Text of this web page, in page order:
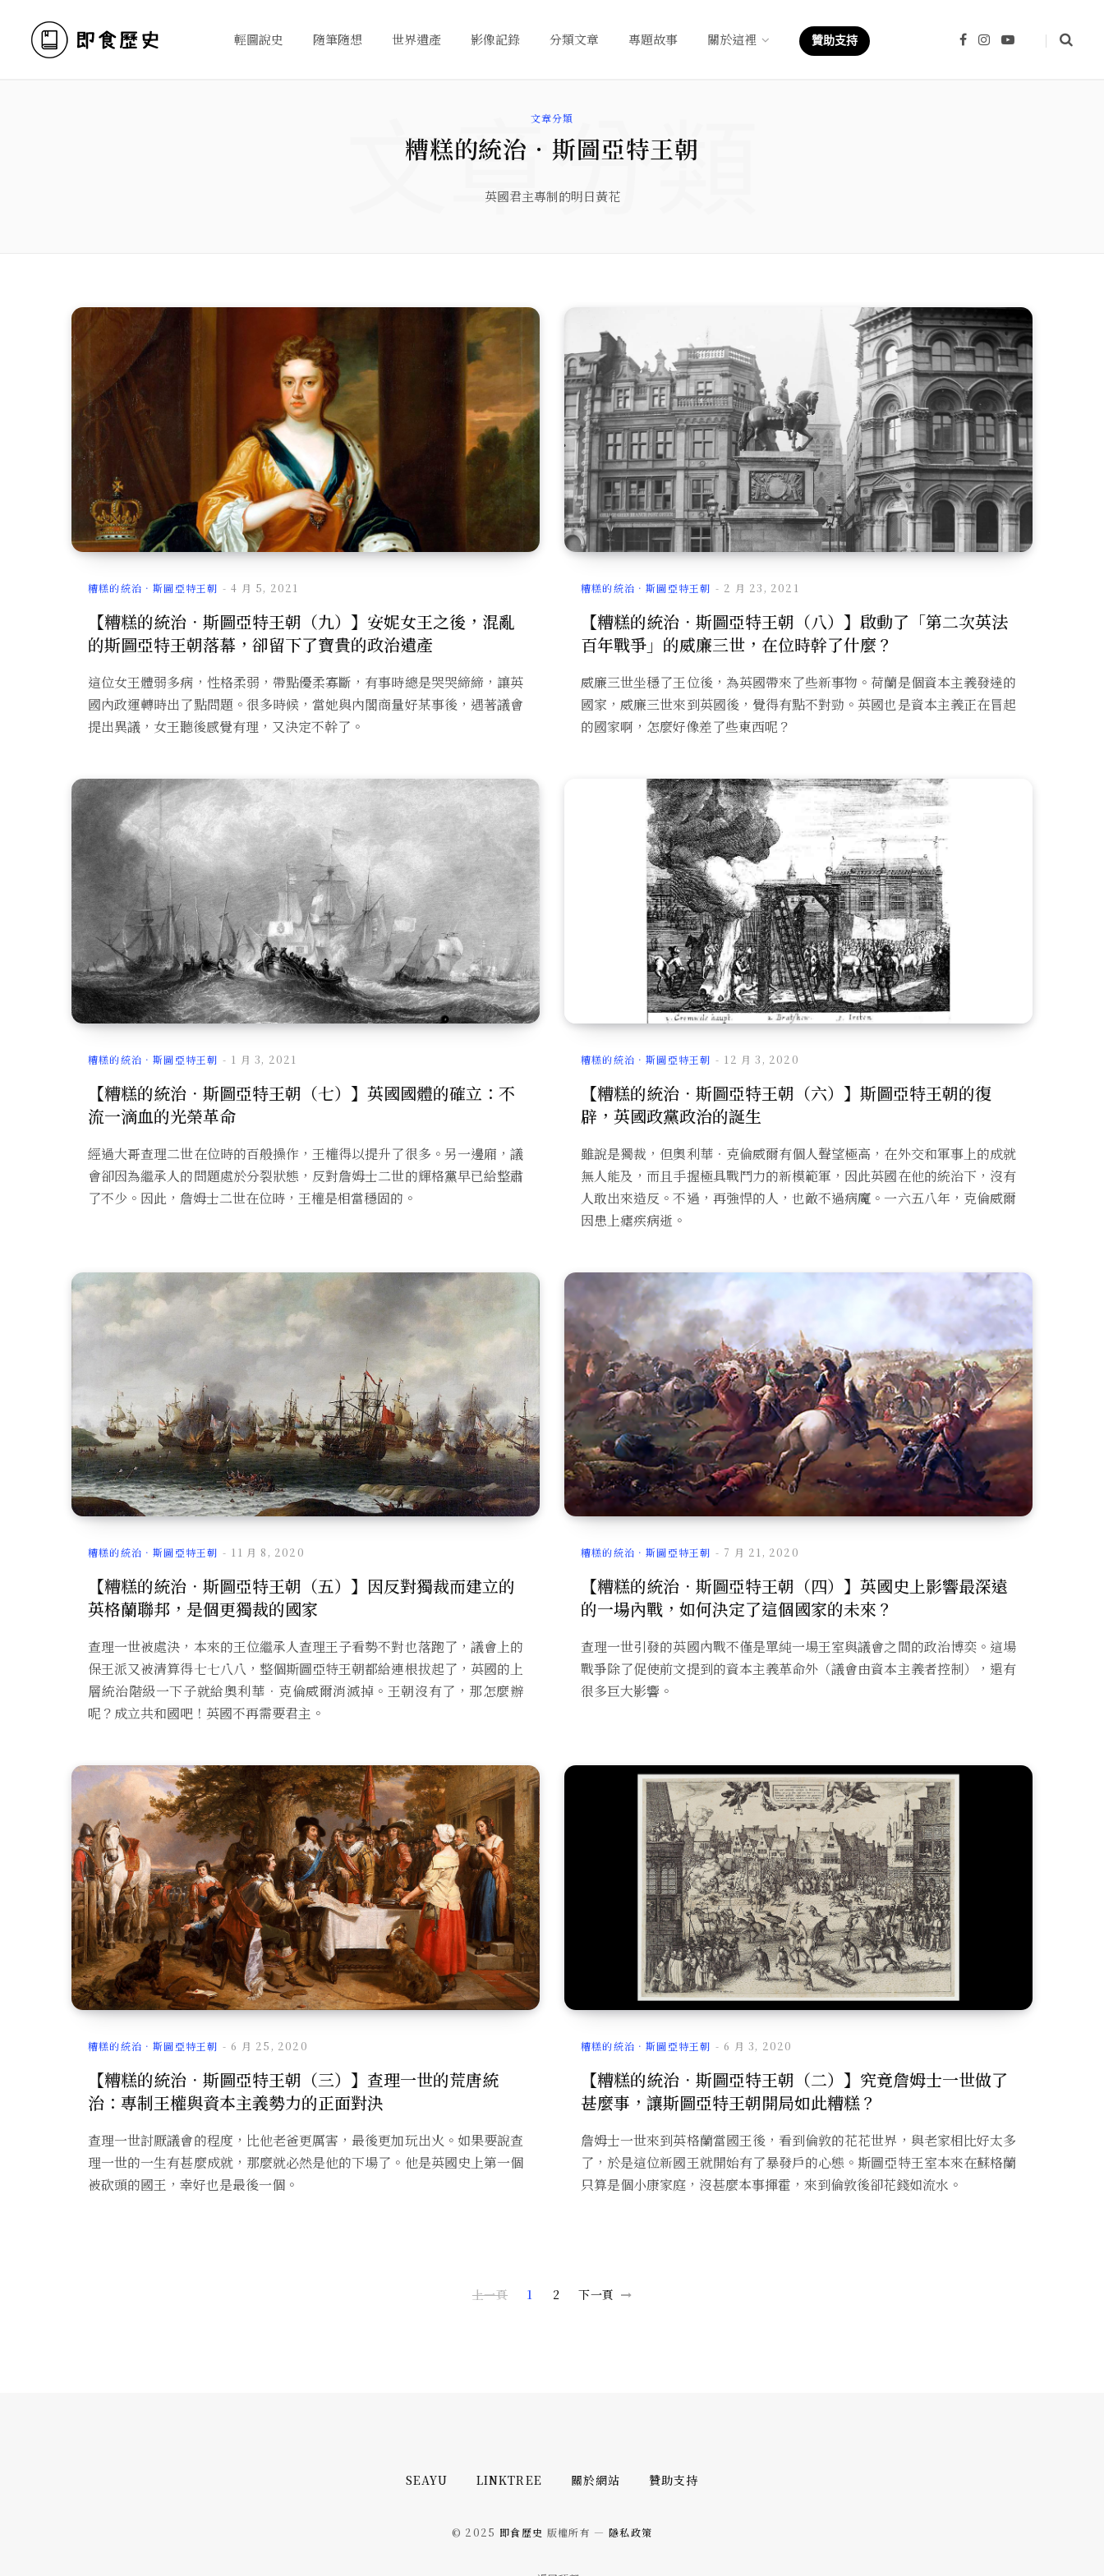
輕圖說史 隨筆隨想 世界遺產 影像記錄 分類文章 專題故事 關於這裡 贊助支持
F
I
Y
文章分類
糟糕的統治．斯圖亞特王朝
文章分類
英國君主專制的明日黃花
糟糕的統治．斯圖亞特王朝 4 月 5, 2021
【糟糕的統治．斯圖亞特王朝（九）】安妮女王之後，混亂
的斯圖亞特王朝落幕，卻留下了寶貴的政治遺產
這位女王體弱多病，性格柔弱，帶點優柔寡斷，有事時總是哭哭締締，讓英
國內政運轉時出了點問題。很多時候，當她與內閣商量好某事後，遇著議會
提出異議，女王聽後感覺有理，又決定不幹了。
糟糕的統治．斯圖亞特王朝 2 月 23, 2021
【糟糕的統治．斯圖亞特王朝（八）】啟動了「第二次英法
百年戰爭」的威廉三世，在位時幹了什麼？
威廉三世坐穩了王位後，為英國帶來了些新事物。荷蘭是個資本主義發達的
國家，威廉三世來到英國後，覺得有點不對勁。英國也是資本主義正在冒起
的國家啊，怎麼好像差了些東西呢？
糟糕的統治．斯圖亞特王朝 1 月 3, 2021
【糟糕的統治．斯圖亞特王朝（七）】英國國體的確立：不
流一滴血的光榮革命
經過大哥查理二世在位時的百般操作，王權得以提升了很多。另一邊廂，議
會卻因為繼承人的問題處於分裂狀態，反對詹姆士二世的輝格黨早已給整肅
了不少。因此，詹姆士二世在位時，王權是相當穩固的。
糟糕的統治．斯圖亞特王朝 12 月 3, 2020
【糟糕的統治．斯圖亞特王朝（六）】斯圖亞特王朝的復
辟，英國政黨政治的誕生
雖說是獨裁，但奧利華．克倫威爾有個人聲望極高，在外交和軍事上的成就
無人能及，而且手握極具戰鬥力的新模範軍，因此英國在他的統治下，沒有
人敢出來造反。不過，再強悍的人，也敵不過病魔。一六五八年，克倫威爾
因患上瘧疾病逝。
糟糕的統治．斯圖亞特王朝 11 月 8, 2020
【糟糕的統治．斯圖亞特王朝（五）】因反對獨裁而建立的
英格蘭聯邦，是個更獨裁的國家
查理一世被處決，本來的王位繼承人查理王子看勢不對也落跑了，議會上的
保王派又被清算得七七八八，整個斯圖亞特王朝都給連根拔起了，英國的上
層統治階級一下子就給奧利華．克倫威爾消滅掉。王朝沒有了，那怎麼辦
呢？成立共和國吧！英國不再需要君主。
糟糕的統治．斯圖亞特王朝 7 月 21, 2020
【糟糕的統治．斯圖亞特王朝（四）】英國史上影響最深遠
的一場內戰，如何決定了這個國家的未來？
查理一世引發的英國內戰不僅是單純一場王室與議會之間的政治博奕。這場
戰爭除了促使前文提到的資本主義革命外（議會由資本主義者控制），還有
很多巨大影響。
糟糕的統治．斯圖亞特王朝 6 月 25, 2020
【糟糕的統治．斯圖亞特王朝（三）】查理一世的荒唐統
治：專制王權與資本主義勢力的正面對決
查理一世討厭議會的程度，比他老爸更厲害，最後更加玩出火。如果要說查
理一世的一生有甚麼成就，那麼就必然是他的下場了。他是英國史上第一個
被砍頭的國王，幸好也是最後一個。
糟糕的統治．斯圖亞特王朝 6 月 3, 2020
【糟糕的統治．斯圖亞特王朝（二）】究竟詹姆士一世做了
甚麼事，讓斯圖亞特王朝開局如此糟糕？
詹姆士一世來到英格蘭當國王後，看到倫敦的花花世界，與老家相比好太多
了，於是這位新國王就開始有了暴發戶的心態。斯圖亞特王室本來在蘇格蘭
只算是個小康家庭，沒甚麼本事揮霍，來到倫敦後卻花錢如流水。
上一頁 1 2 下一頁
SEAYU LINKTREE 關於網站 贊助支持
© 2025 即食歷史 版權所有 — 隱私政策